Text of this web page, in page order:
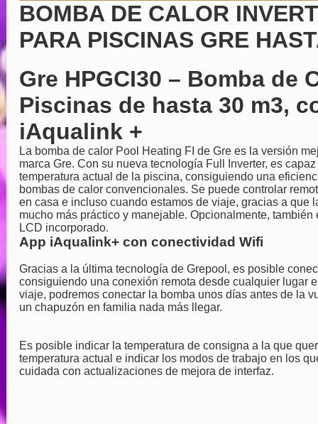
BOMBA DE CALOR
PARA PISCINAS GRE
Gre HPGCI30 – Bomba de
Piscinas de hasta 30 m3,
iAqualink +
La bomba de calor Pool Heating FI de Grees la versión
marca Gre. Con su nueva tecnología Full Inverter, es
temperatura actual de la piscina, consiguiendo una
bombas de calor convencionales. Se puede controlar
en casa e incluso cuando estamos de viaje, gracias a
mucho más práctico y manejable. Opcionalmente,
LCD incorporado.
App iAqualink+ con conectividad Wifi
Gracias a la última tecnología de Grepool, es posible
consiguiendo una conexión remota desde cualquier lugar
viaje, podremos conectar la bomba unos días antes de la
un chapuzón en familia nada más llegar.
Es posible indicar la temperatura de consigna a la que
temperatura actual e indicar los modos de trabajo en los
cuidada con actualizaciones de mejora de interfaz.